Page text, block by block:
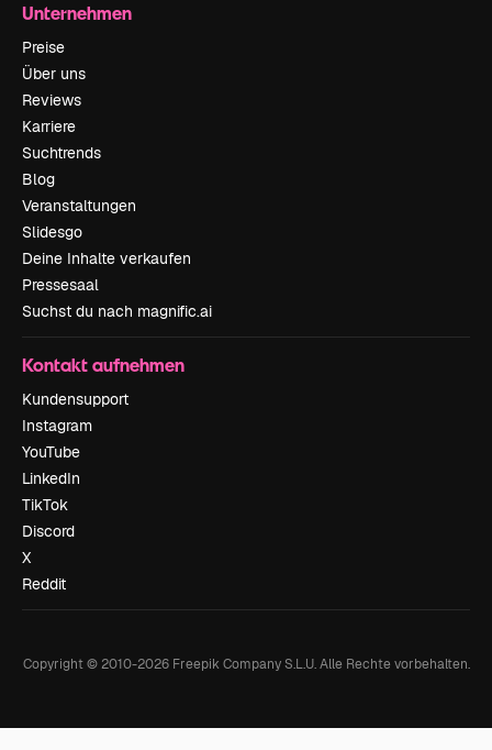
Unternehmen
Preise
Über uns
Reviews
Karriere
Suchtrends
Blog
Veranstaltungen
Slidesgo
Deine Inhalte verkaufen
Pressesaal
Suchst du nach magnific.ai
Kontakt aufnehmen
Kundensupport
Instagram
YouTube
LinkedIn
TikTok
Discord
X
Reddit
Copyright © 2010-2026Freepik Company S.L.U. Alle Rechte vorbehalten.